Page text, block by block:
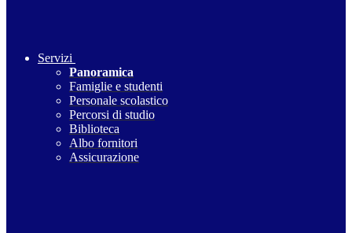
Servizi
Panoramica
Famiglie e studenti
Personale scolastico
Percorsi di studio
Biblioteca
Albo fornitori
Assicurazione